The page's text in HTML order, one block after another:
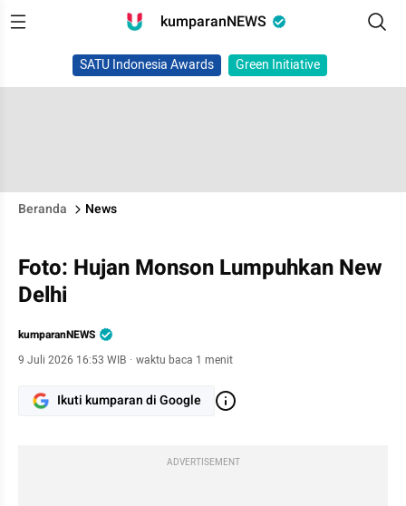
kumparanNEWS
SATU Indonesia Awards Green Initiative
Beranda News
Foto: Hujan Monson Lumpuhkan New
Delhi
kumparanNEWS
9 Juli 2026 16:53 WIB · waktu baca 1 menit
Ikuti kumparan di Google
ADVERTISEMENT